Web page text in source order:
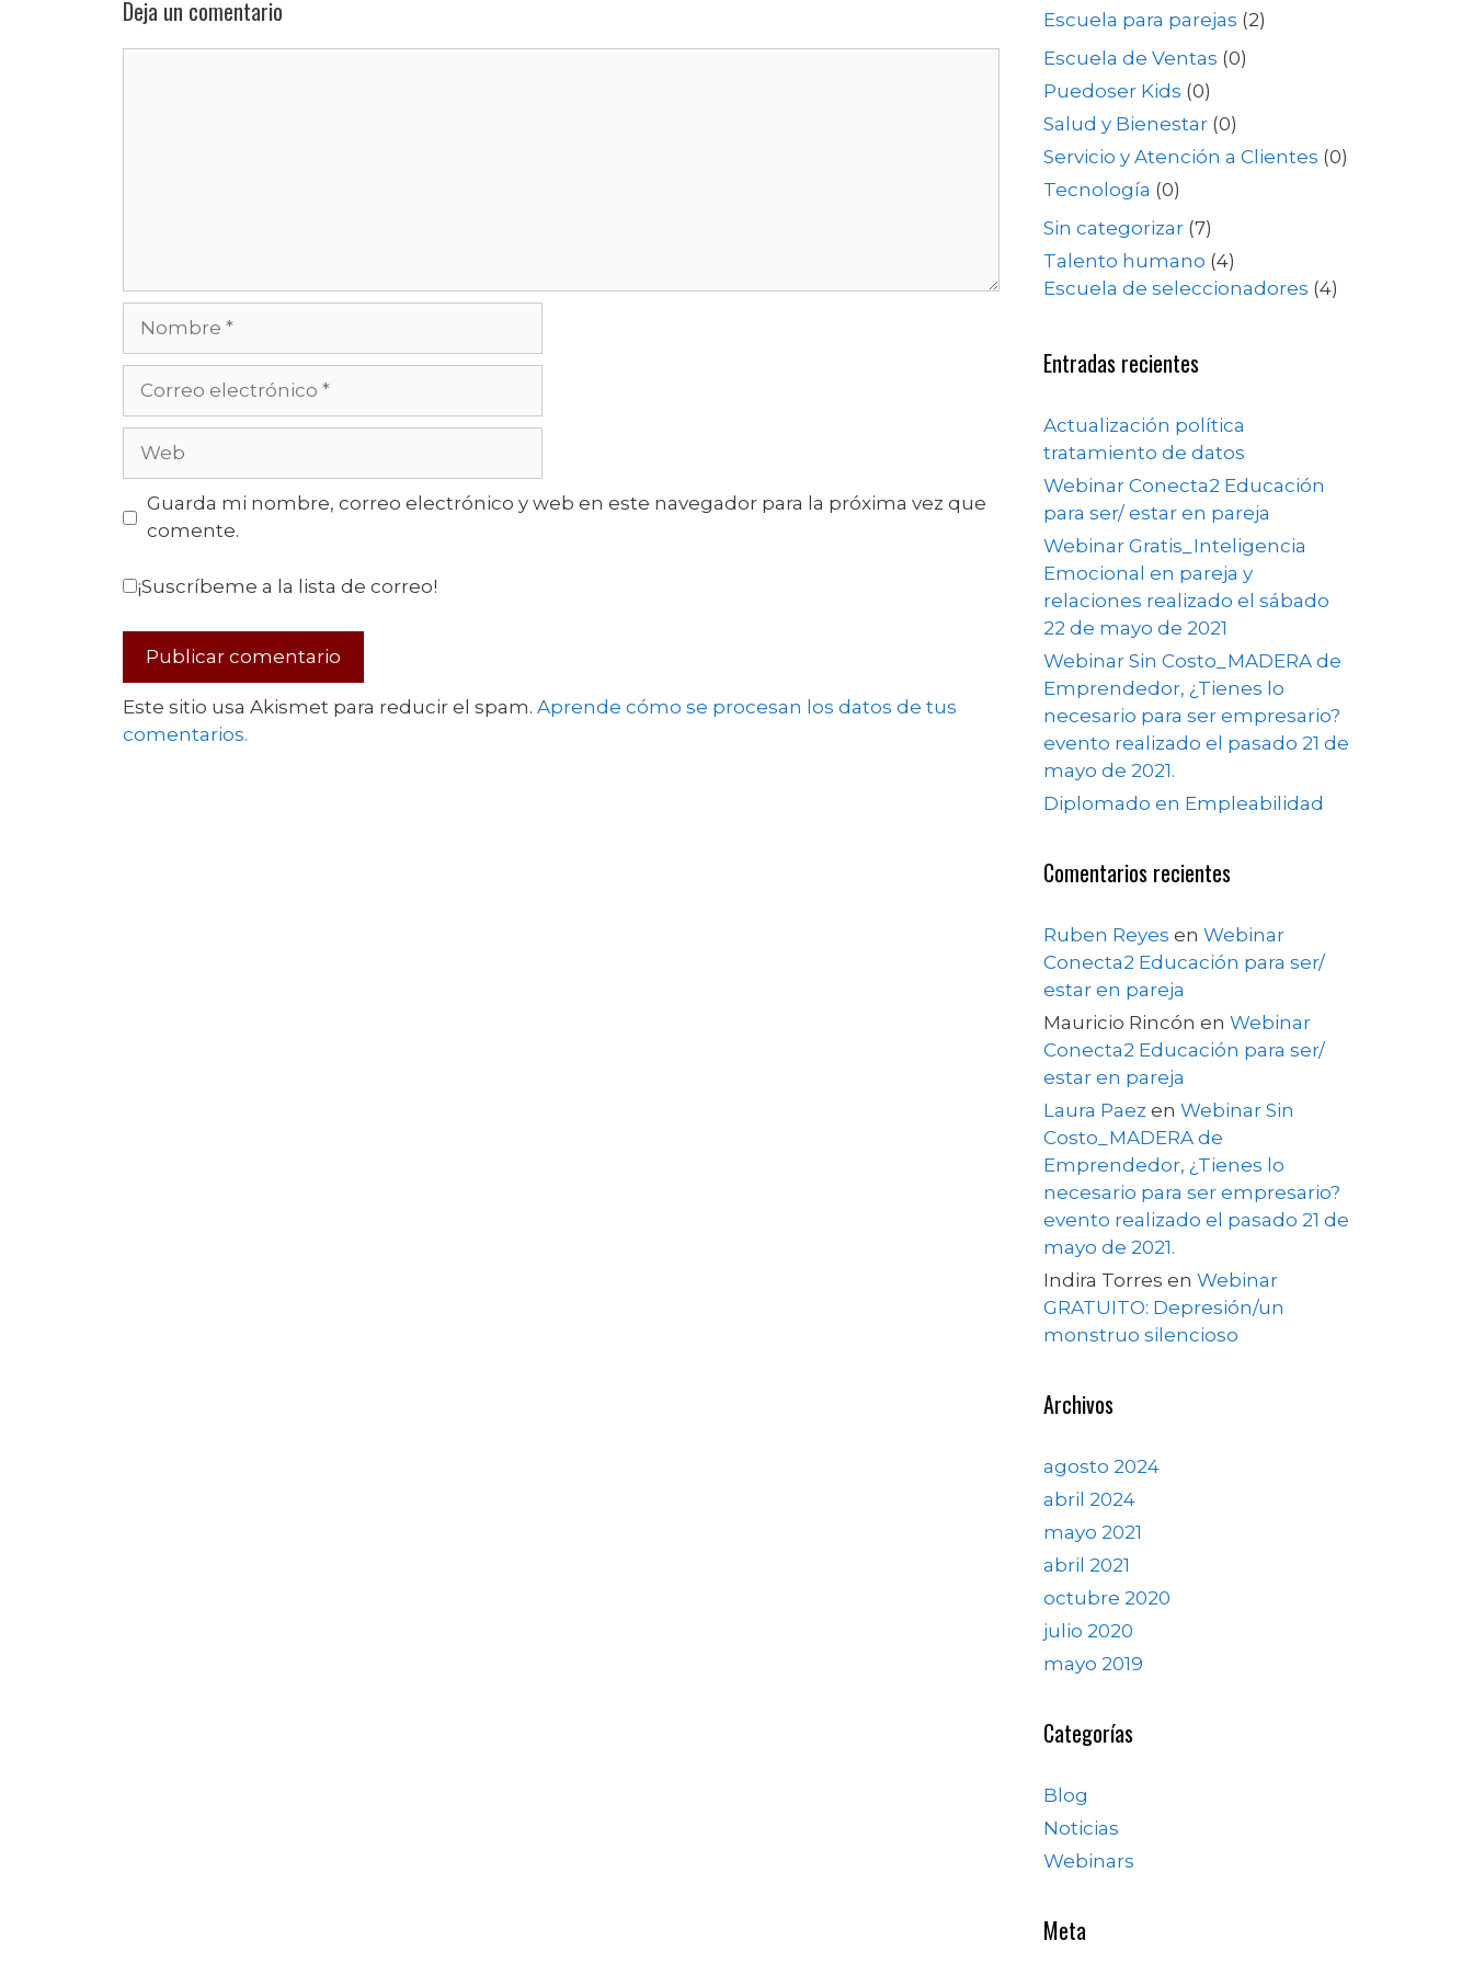
Deja un comentario
Guarda mi nombre, correo electrónico y web en este navegador para la próxima vez que
comente.
¡Suscríbeme a la lista de correo!
Este sitio usa Akismet para reducir el spam. Aprende cómo se procesan los datos de tus
comentarios.
Escuela para parejas (2)
Escuela de Ventas (0)
Puedoser Kids (0)
Salud y Bienestar (0)
Servicio y Atención a Clientes (0)
Tecnología (0)
Sin categorizar (7)
Talento humano (4)
Escuela de seleccionadores (4)
Entradas recientes
Actualización política
tratamiento de datos
Webinar Conecta2 Educación
para ser/ estar en pareja
Webinar Gratis_Inteligencia
Emocional en pareja y
relaciones realizado el sábado
22 de mayo de 2021
Webinar Sin Costo_MADERA de
Emprendedor, ¿Tienes lo
necesario para ser empresario?
evento realizado el pasado 21 de
mayo de 2021.
Diplomado en Empleabilidad
Comentarios recientes
Ruben Reyes en Webinar
Conecta2 Educación para ser/
estar en pareja
Mauricio Rincón en Webinar
Conecta2 Educación para ser/
estar en pareja
Laura Paez en Webinar Sin
Costo_MADERA de
Emprendedor, ¿Tienes lo
necesario para ser empresario?
evento realizado el pasado 21 de
mayo de 2021.
Indira Torres en Webinar
GRATUITO: Depresión/un
monstruo silencioso
Archivos
agosto 2024
abril 2024
mayo 2021
abril 2021
octubre 2020
julio 2020
mayo 2019
Categorías
Blog
Noticias
Webinars
Meta